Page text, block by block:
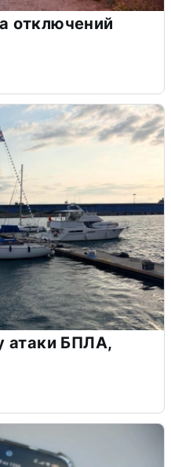
отключений
атаки БПЛА,